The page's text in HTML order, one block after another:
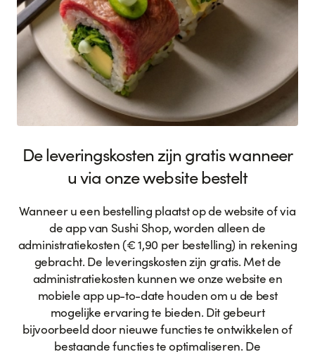
De leveringskosten zijn gratis wanneer
u via onze website bestelt
Wanneer u een bestelling plaatst op de website of via
de app van Sushi Shop, worden alleen de
administratiekosten (€ 1,90 per bestelling) in rekening
gebracht. De leveringskosten zijn gratis. Met de
administratiekosten kunnen we onze website en
mobiele app up-to-date houden om u de best
mogelijke ervaring te bieden. Dit gebeurt
bijvoorbeeld door nieuwe functies te ontwikkelen of
bestaande functies te optimaliseren. De